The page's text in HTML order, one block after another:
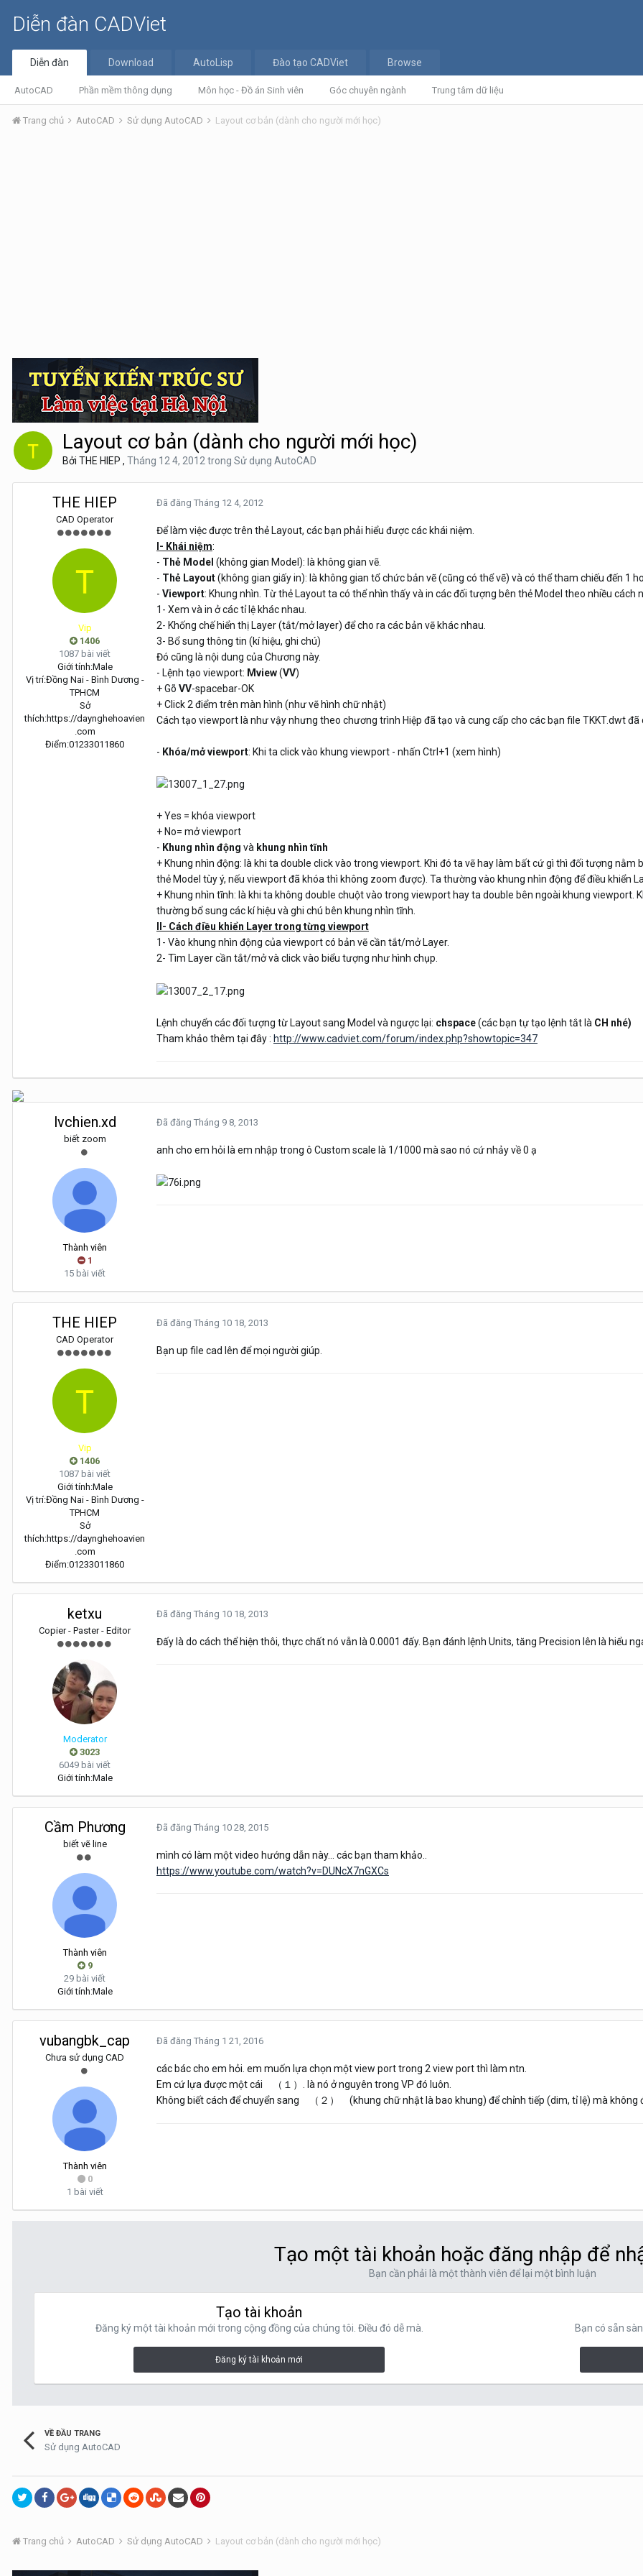
Diễn đàn CADViet
Diễn đàn
AutoCAD Phần mềm thông dụng Môn học - Đồ án Sinh viên Góc chuyên ngành Trung tâm dữ liệu
Download AutoLisp Đào tạo CADViet Browse
Trang chủ AutoCAD Sử dụng AutoCAD Layout cơ bản (dành cho người mới học)
Layout cơ bản (dành cho người mới học)
Bởi THE HIEP , Tháng 12 4, 2012 trong Sử dụng AutoCAD
THE HIEP
CAD Operator
Vip
1406
1087 bài viết
Giới tính:Male
Vị trí:Đồng Nai - Bình Dương -
TPHCM
Sở
thích:https://daynghehoavien
.com
Điểm:01233011860
Đã đăng Tháng 12 4, 2012
Để làm việc được trên thẻ Layout, các bạn phải hiểu được các khái niệm.
I- Khái niệm:
- Thẻ Model (không gian Model): là không gian vẽ.
- Thẻ Layout(không gian giấy in): là không gian tổ chức bản vẽ (cũng có thể vẽ) và có thể tham chiếu đến 1
- Viewport: Khung nhìn. Từ thẻ Layout ta có thể nhìn thấy và in các đối tượng bên thẻ Model theo nhiều cách
1- Xem và in ở các tỉ lệ khác nhau.
2- Khống chế hiển thị Layer (tắt/mở layer) để cho ra các bản vẽ khác nhau.
3- Bổ sung thông tin (kí hiệu, ghi chú)
Đó cũng là nội dung của Chương này.
- Lệnh tạo viewport: Mview(VV)
+ Gõ VV-spacebar-OK
+ Click 2 điểm trên màn hình (như vẽ hình chữ nhật)
Cách tạo viewport là như vậy nhưng theo chương trình Hiệp đã tạo và cung cấp cho các bạn file TKKT.dwt
- Khóa/mở viewport: Khi ta click vào khung viewport - nhấn Ctrl+1 (xem hình)
+ Yes = khóa viewport
+ No= mở viewport
- Khung nhìn động và khung nhìn tĩnh
+ Khung nhìn động: là khi ta double click vào trong viewport. Khi đó ta vẽ hay làm bất cứ gì thì đối tượng
thẻ Model tùy ý, nếu viewport đã khóa thì không zoom được). Ta thường vào khung nhìn động để điều khiển
+ Khung nhìn tĩnh: là khi ta không double chuột vào trong viewport hay ta double bên ngoài khung viewport.
thường bổ sung các kí hiệu và ghi chú bên khung nhìn tĩnh.
II- Cách điều khiển Layer trong từng viewport
1- Vào khung nhìn động của viewport có bản vẽ cần tắt/mở Layer.
2- Tìm Layer cần tắt/mở và click vào biểu tượng như hình chụp.
Lệnh chuyển các đối tượng từ Layout sang Model và ngược lại: chspace(các bạn tự tạo lệnh tắt là CH nhé)
Tham khảo thêm tại đây : http://www.cadviet.com/forum/index.php?showtopic=347
lvchien.xd
biết zoom
Thành viên
1
15 bài viết
Đã đăng Tháng 9 8, 2013
anh cho em hỏi là em nhập trong ô Custom scale là 1/1000 mà sao nó cứ nhảy về 0 ạ
THE HIEP
CAD Operator
Vip
1406
1087 bài viết
Giới tính:Male
Vị trí:Đồng Nai - Bình Dương -
TPHCM
Sở
thích:https://daynghehoavien
.com
Điểm:01233011860
Đã đăng Tháng 10 18, 2013
Bạn up file cad lên để mọi người giúp.
ketxu
Copier - Paster - Editor
Moderator
3023
6049 bài viết
Giới tính:Male
Đã đăng Tháng 10 18, 2013
Đấy là do cách thể hiện thôi, thực chất nó vẫn là 0.0001 đấy. Bạn đánh lệnh Units, tăng Precision lên là hiểu
Cầm Phương
biết vẽ line
Thành viên
9
29 bài viết
Giới tính:Male
Đã đăng Tháng 10 28, 2015
mình có làm một video hướng dẫn này... các bạn tham khảo..
https://www.youtube.com/watch?v=DUNcX7nGXCs
vubangbk_cap
Chưa sử dụng CAD
Thành viên
0
1 bài viết
Đã đăng Tháng 1 21, 2016
các bác cho em hỏi. em muốn lựa chọn một view port trong 2 view port thì làm ntn.
Em cứ lựa được một cái （１）. là nó ở nguyên trong VP đó luôn.
Không biết cách để chuyển sang （２） (khung chữ nhật là bao khung) để chỉnh tiếp (dim, tỉ lệ) mà không
Tạo một tài khoản hoặc đăng nhập để
Bạn cần phải là một thành viên để lại một bình luận
Tạo tài khoản
Đăng ký một tài khoản mới trong cộng đồng của chúng tôi. Điều đó dễ mà.
Đăng ký tài khoản mới
Bạn có sẵn
VỀ ĐẦU TRANG
Sử dụng AutoCAD
Trang chủ AutoCAD Sử dụng AutoCAD Layout cơ bản (dành cho người mới học)